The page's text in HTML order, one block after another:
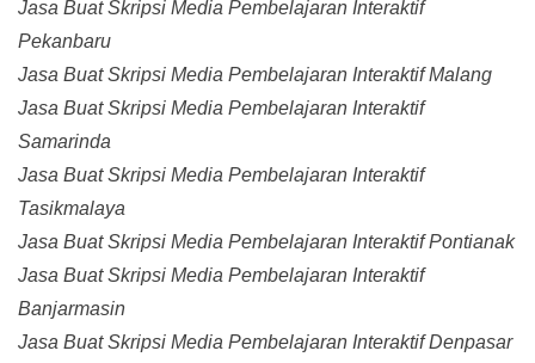
Jasa Buat Skripsi Media Pembelajaran Interaktif
Pekanbaru
Jasa Buat Skripsi Media Pembelajaran Interaktif Malang
Jasa Buat Skripsi Media Pembelajaran Interaktif
Samarinda
Jasa Buat Skripsi Media Pembelajaran Interaktif
Tasikmalaya
Jasa Buat Skripsi Media Pembelajaran Interaktif Pontianak
Jasa Buat Skripsi Media Pembelajaran Interaktif
Banjarmasin
Jasa Buat Skripsi Media Pembelajaran Interaktif Denpasar